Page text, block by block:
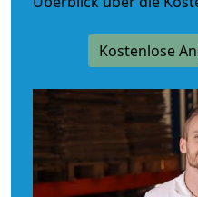
Kostenlose